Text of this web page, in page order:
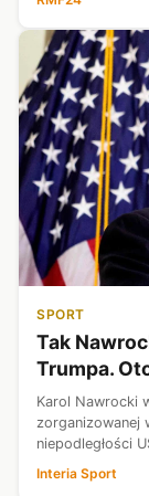
SPORT
Tak
Trumpa.
Karol Nawrocki
zorganizowanej
niepodległości
Donalda
urodzin. W
Interia Sport